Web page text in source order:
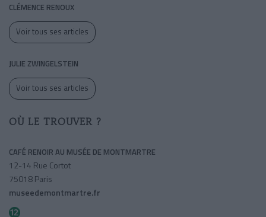
CLÉMENCE RENOUX
Voir tous ses articles
JULIE ZWINGELSTEIN
Voir tous ses articles
OÙ LE TROUVER ?
CAFÉ RENOIR AU MUSÉE DE MONTMARTRE
12-14 Rue Cortot
75018 Paris
museedemontmartre.fr